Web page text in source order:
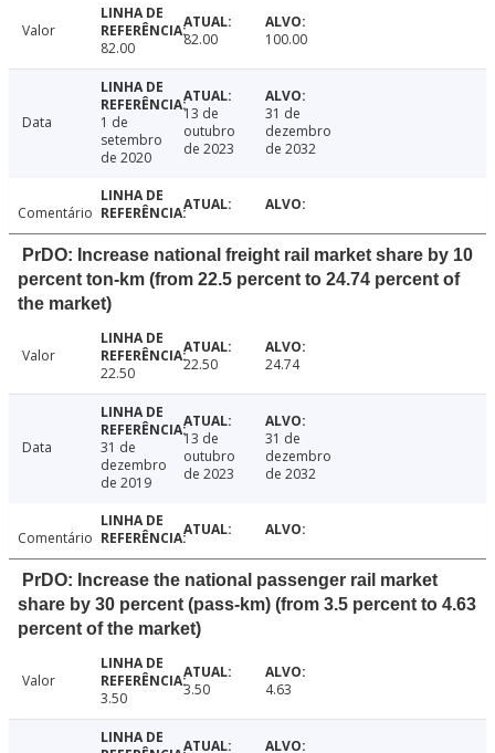
Valor
82.00
82.00 100.00
Data
1 de
setembro
de 2020
13 de
outubro
de 2023
31 de
dezembro
de 2032
Comentário
PrDO: Increase national freight rail market share by 10
percent ton-km (from 22.5 percent to 24.74 percent of
the market)
Valor
22.50
22.50 24.74
Data
31 de
dezembro
de 2019
13 de
outubro
de 2023
31 de
dezembro
de 2032
Comentário
PrDO: Increase the national passenger rail market
share by 30 percent (pass-km) (from 3.5 percent to 4.63
percent of the market)
Valor
3.50
3.50 4.63